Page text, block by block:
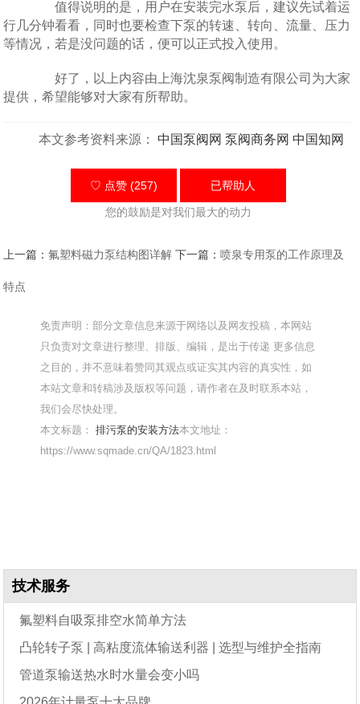
值得说明的是，用户在安装完水泵后，建议先试着运
行几分钟看看，同时也要检查下泵的转速、转向、流量、压力
等情况，若是没问题的话，便可以正式投入使用。
好了，以上内容由上海沈泉泵阀制造有限公司为大家
提供，希望能够对大家有所帮助。
本文参考资料来源： 中国泵阀网 泵阀商务网 中国知网
♡ 点赞 (257) 已帮助 人
您的鼓励是对我们最大的动力
上一篇：氟塑料磁力泵结构图详解 下一篇：喷泉专用泵的工作原理及
特点
免责声明：部分文章信息来源于网络以及网友投稿，本网站
只负责对文章进行整理、排版、编辑，是出于传递 更多信息
之目的，并不意味着赞同其观点或证实其内容的真实性，如
本站文章和转稿涉及版权等问题，请作者在及时联系本站，
我们会尽快处理。
本文标题：排污泵的安装方法本文地址：
https://www.sqmade.cn/QA/1823.html
技术服务
氟塑料自吸泵排空水简单方法
凸轮转子泵 | 高粘度流体输送利器 | 选型与维护全指南
管道泵输送热水时水量会变小吗